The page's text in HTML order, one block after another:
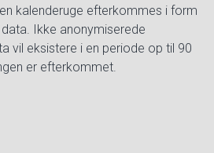
kalenderuge efterkommes i form
Ikke anonymiserede
vil eksistere i en periode op til 90
er efterkommet.